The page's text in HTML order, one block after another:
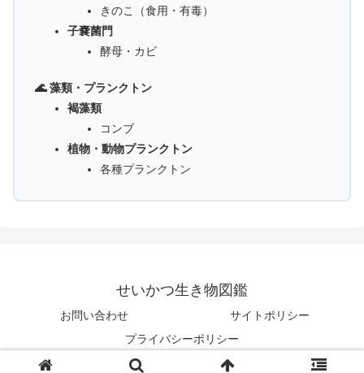
きのこ（食用・有毒）
子嚢菌門
酵母・カビ
🌊 藻類・プランクトン
褐藻類
コンブ
植物・動物プランクトン
各種プランクトン
せいかつ生き物図鑑
お問い合わせ
サイトポリシー
プライバシーポリシー
© 2025 せいかつ生き物図鑑.